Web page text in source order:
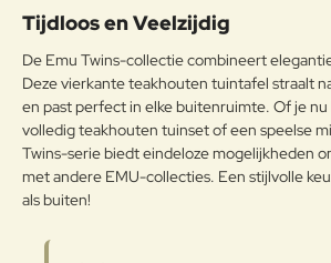
Teak
het geen
behandeling
oppervlak in
afwerking, de
bescherming
van het hout,
beschouwd als
onderdeel van
Note: HTML-code wordt niet
Waardering:
Waarderin
g:
Slecht
Verder
Tijdloos en Veelzijdig
De Emu Twins-collectie combineert
Deze vierkante teakhouten tuintafel straalt
en past perfect in elke buitenruimte. Of je
volledig teakhouten tuinset of een speelse
Twins-serie biedt eindeloze mogelijkheden
met andere EMU-collecties. Een stijlvolle
als buiten!